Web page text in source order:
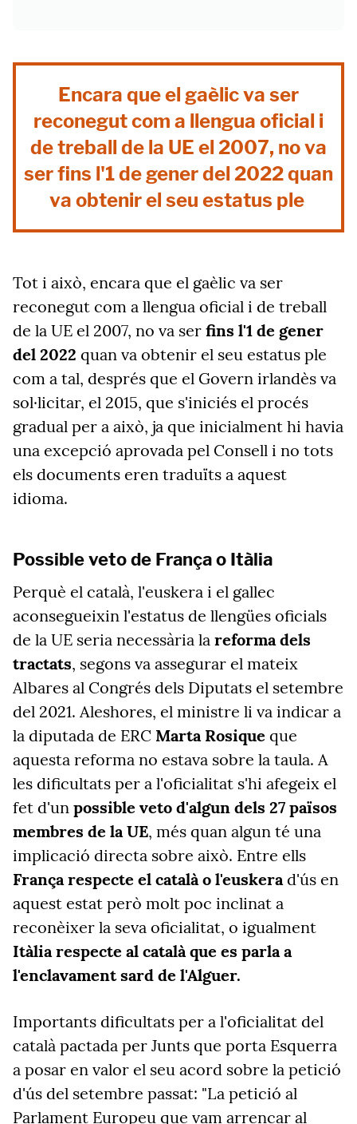
Encara que el gaèlic va ser
reconegut com a llengua oficial i
de treball de la UE el 2007, no va
ser fins l'1 de gener del 2022 quan
va obtenir el seu estatus ple
Tot i això, encara que el gaèlic va ser
reconegut com a llengua oficial i de treball
de la UE el 2007, no va ser fins l'1 de gener
del 2022 quan va obtenir el seu estatus ple
com a tal, després que el Govern irlandès va
sol·licitar, el 2015, que s'iniciés el procés
gradual per a això, ja que inicialment hi havia
una excepció aprovada pel Consell i no tots
els documents eren traduïts a aquest
idioma.
Possible veto de França o Itàlia
Perquè el català, l'euskera i el gallec
aconsegueixin l'estatus de llengües oficials
de la UE seria necessària la reforma dels
tractats, segons va assegurar el mateix
Albares al Congrés dels Diputats el setembre
del 2021. Aleshores, el ministre li va indicar a
la diputada de ERC Marta Rosique que
aquesta reforma no estava sobre la taula. A
les dificultats per a l'oficialitat s'hi afegeix el
fet d'un possible veto d'algun dels 27 països
membres de la UE, més quan algun té una
implicació directa sobre això. Entre ells
França respecte el català o l'euskerad'ús en
aquest estat però molt poc inclinat a
reconèixer la seva oficialitat, o igualment
Itàlia respecte al català que es parla a
l'enclavament sard de l'Alguer.
Importants dificultats per a l'oficialitat del
català pactada per Junts que porta Esquerra
a posar en valor el seu acord sobre la petició
d'ús del setembre passat: "La petició al
Parlament Europeu que vam arrencar al